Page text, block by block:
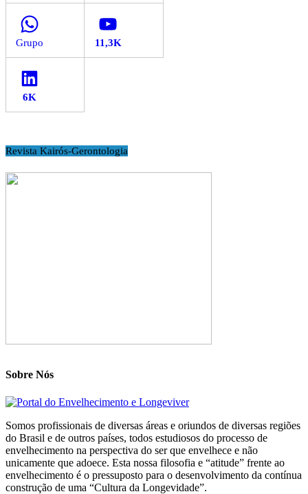
WhatsApp YouTube
LinkedIn
Revista Kairós-Gerontologia
Sobre Nós
Somos profissionais de diversas áreas e oriundos de diversas regiões
do Brasil e de outros países, todos estudiosos do processo de
envelhecimento na perspectiva do ser que envelhece e não
unicamente que adoece. Esta nossa filosofia e “atitude” frente ao
envelhecimento é o pressuposto para o desenvolvimento da contínua
construção de uma “Cultura da Longevidade”.